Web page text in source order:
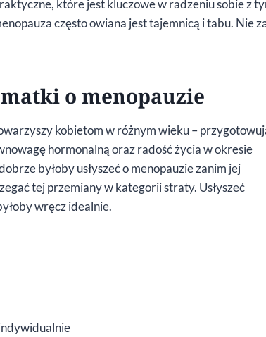
które jest kluczowe w radzeniu sobie z
często owiana jest tajemnicą i tabu. Nie
matki o menopauzie
kobietom w różnym wieku –
hormonalną oraz radość życia w okresie
byłoby usłyszeć o menopauzie zanim jej
tej przemiany w kategorii straty. Usłyszeć
wręcz idealnie.